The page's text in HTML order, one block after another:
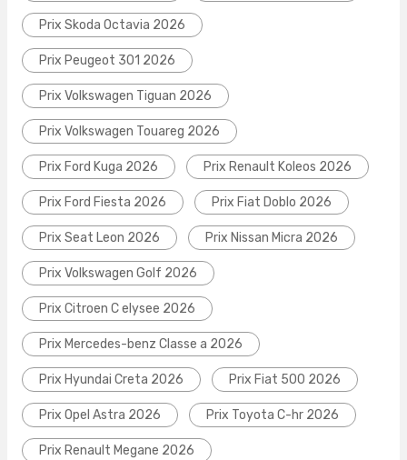
Prix Skoda Octavia 2026
Prix Peugeot 301 2026
Prix Volkswagen Tiguan 2026
Prix Volkswagen Touareg 2026
Prix Ford Kuga 2026 Prix Renault Koleos 2026
Prix Ford Fiesta 2026 Prix Fiat Doblo 2026
Prix Seat Leon 2026 Prix Nissan Micra 2026
Prix Volkswagen Golf 2026
Prix Citroen C elysee 2026
Prix Mercedes-benz Classe a 2026
Prix Hyundai Creta 2026 Prix Fiat 500 2026
Prix Opel Astra 2026 Prix Toyota C-hr 2026
Prix Renault Megane 2026